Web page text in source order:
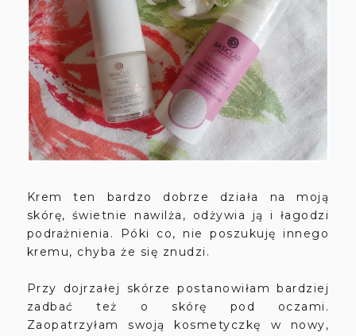
Krem ten bardzo dobrze działa na moją
skórę, świetnie nawilża, odżywia ją i łagodzi
podrażnienia. Póki co, nie poszukuję innego
kremu, chyba że się znudzi.
Przy dojrzałej skórze postanowiłam bardziej
zadbać też o skórę pod oczami.
Zaopatrzyłam swoją kosmetyczkę w nowy,